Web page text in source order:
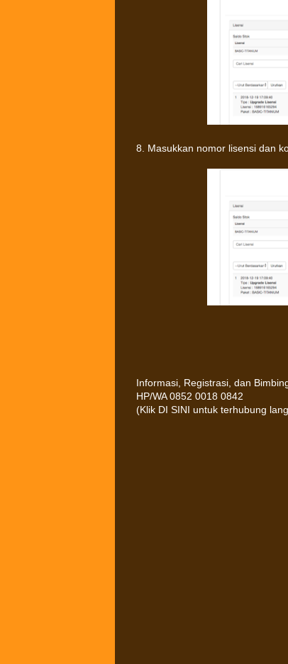
8. Masukkan nomor lisensi dan
Informasi, Registrasi, dan
HP/WA 0852 0018 0842
(Klik DI SINI untuk terhubung